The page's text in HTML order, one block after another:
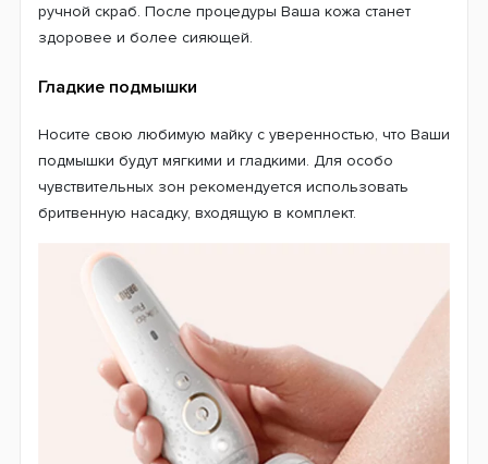
ручной скраб. После процедуры Ваша кожа станет
здоровее и более сияющей.
Гладкие подмышки
Носите свою любимую майку с уверенностью, что Ваши
подмышки будут мягкими и гладкими. Для особо
чувствительных зон рекомендуется использовать
бритвенную насадку, входящую в комплект.